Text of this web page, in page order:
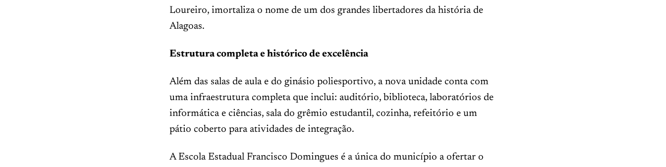
Loureiro, imortaliza o nome de um dos grandes libertadores da história de
Alagoas.
Estrutura completa e histórico de excelência
Além das salas de aula e do ginásio poliesportivo, a nova unidade conta com
uma infraestrutura completa que inclui: auditório, biblioteca, laboratórios de
informática e ciências, sala do grêmio estudantil, cozinha, refeitório e um
pátio coberto para atividades de integração.
A Escola Estadual Francisco Domingues é a única do município a ofertar o